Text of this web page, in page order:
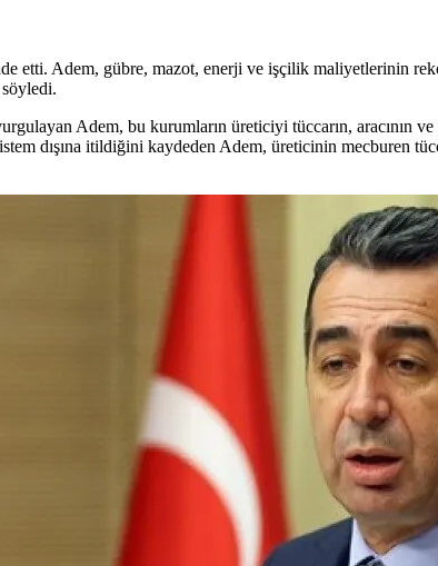
etti. Adem, gübre, mazot, enerji ve işçilik maliyetlerinin
söyledi.
Adem, bu kurumların üreticiyi tüccarın, aracının
dışına itildiğini kaydeden Adem, üreticinin mecburen